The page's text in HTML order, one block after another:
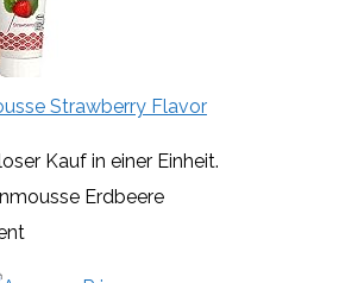
Strawberry Flavor
Kauf in einer Einheit.
Erdbeere